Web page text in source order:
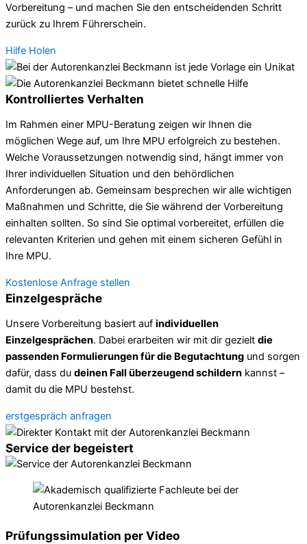
Vorbereitung – und machen Sie den entscheidenden Schritt
zurück zu Ihrem Führerschein.
Hilfe Holen
Kontrolliertes Verhalten
Im Rahmen einer MPU-Beratung zeigen wir Ihnen die
möglichen Wege auf, um Ihre MPU erfolgreich zu bestehen.
Welche Voraussetzungen notwendig sind, hängt immer von
Ihrer individuellen Situation und den behördlichen
Anforderungen ab. Gemeinsam besprechen wir alle wichtigen
Maßnahmen und Schritte, die Sie während der Vorbereitung
einhalten sollten. So sind Sie optimal vorbereitet, erfüllen die
relevanten Kriterien und gehen mit einem sicheren Gefühl in
Ihre MPU.
Kostenlose Anfrage stellen
Einzelgespräche
Unsere Vorbereitung basiert auf individuellen
Einzelgesprächen. Dabei erarbeiten wir mit dir gezielt die
passenden Formulierungen für die Begutachtung und sorgen
dafür, dass du deinen Fall überzeugend schildern kannst –
damit du die MPU bestehst.
erstgespräch anfragen
Service der begeistert
Prüfungssimulation per Video